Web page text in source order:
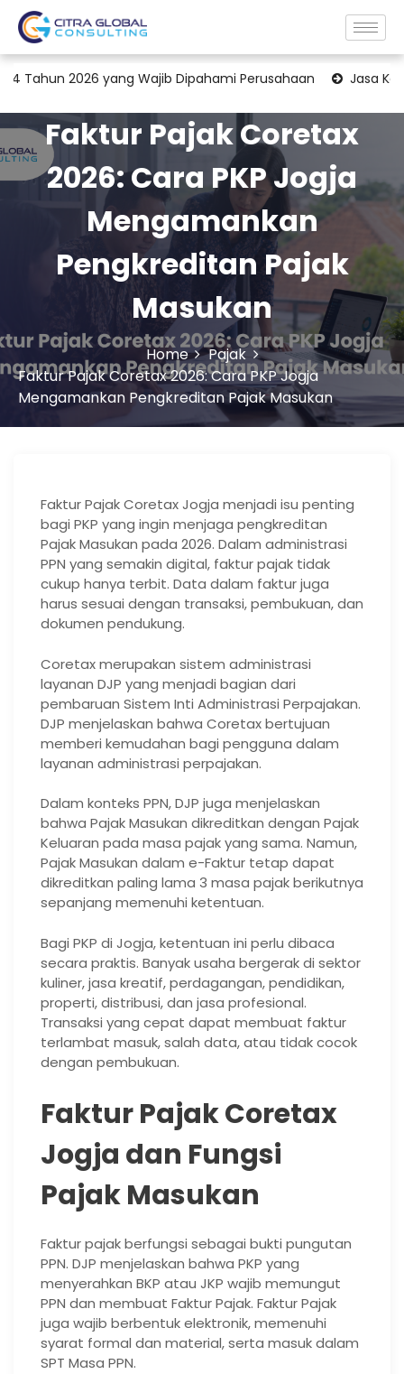
yang Wajib Dipahami Perusahaan Jasa Konsultan
Faktur Pajak Coretax
2026: Cara PKP Jogja
Mengamankan
Pengkreditan Pajak
Masukan
Home
Pajak
Faktur Pajak Coretax 2026: Cara PKP Jogja
Mengamankan Pengkreditan Pajak Masukan
Faktur Pajak Coretax Jogja menjadi isu penting
bagi PKP yang ingin menjaga pengkreditan
Pajak Masukan pada 2026. Dalam administrasi
PPN yang semakin digital, faktur pajak tidak
cukup hanya terbit. Data dalam faktur juga
harus sesuai dengan transaksi, pembukuan, dan
dokumen pendukung.
Coretax merupakan sistem administrasi
layanan DJP yang menjadi bagian dari
pembaruan Sistem Inti Administrasi Perpajakan.
DJP menjelaskan bahwa Coretax bertujuan
memberi kemudahan bagi pengguna dalam
layanan administrasi perpajakan.
Dalam konteks PPN, DJP juga menjelaskan
bahwa Pajak Masukan dikreditkan dengan Pajak
Keluaran pada masa pajak yang sama. Namun,
Pajak Masukan dalam e-Faktur tetap dapat
dikreditkan paling lama 3 masa pajak berikutnya
sepanjang memenuhi ketentuan.
Bagi PKP di Jogja, ketentuan ini perlu dibaca
secara praktis. Banyak usaha bergerak di sektor
kuliner, jasa kreatif, perdagangan, pendidikan,
properti, distribusi, dan jasa profesional.
Transaksi yang cepat dapat membuat faktur
terlambat masuk, salah data, atau tidak cocok
dengan pembukuan.
Faktur Pajak Coretax
Jogja dan Fungsi
Pajak Masukan
Faktur pajak berfungsi sebagai bukti pungutan
PPN. DJP menjelaskan bahwa PKP yang
menyerahkan BKP atau JKP wajib memungut
PPN dan membuat Faktur Pajak. Faktur Pajak
juga wajib berbentuk elektronik, memenuhi
syarat formal dan material, serta masuk dalam
SPT Masa PPN.